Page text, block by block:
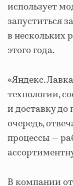
использует
запуститься
в нескольких
этого года.
«Яндекс.
технологии,
и доставку до
очередь,
процессы —
В компании